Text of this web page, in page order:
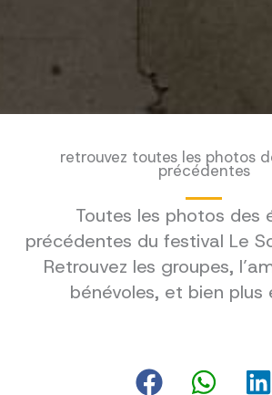
retrouvez toutes les photos
précédentes
Toutes les photos des
précédentes du festival Le
Retrouvez les groupes,
bénévoles, et bien plus